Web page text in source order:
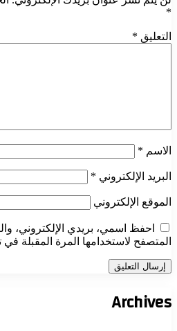
*
التعليق *
الاسم *
البريد الإلكتروني *
الموقع الإلكتروني
احفظ اسمي، بريدي الإلكتروني،
المتصفح لاستخدامها المرة المقبلة في
Archives